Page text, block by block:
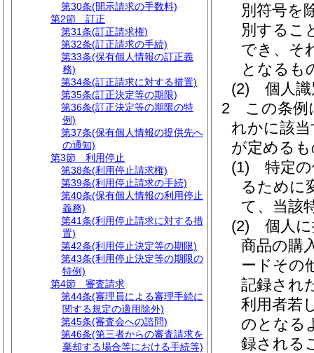
別符号を
別するこ
でき、そ
となるも
(2)
個人
2
この条例
れかに該
が定める
(1)
特定
るために
て、当該
(2)
個人
商品の購
ードその
記録され
利用者若
のとなる
録される
第30条(開示請求の手数料)
第2節
訂正
第31条(訂正請求権)
第32条(訂正請求の手続)
第33条(保有個人情報の訂正義
務)
第34条(訂正請求に対する措置)
第35条(訂正決定等の期限)
第36条(訂正決定等の期限の特
例)
第37条(保有個人情報の提供先へ
の通知)
第3節
利用停止
第38条(利用停止請求権)
第39条(利用停止請求の手続)
第40条(保有個人情報の利用停止
義務)
第41条(利用停止請求に対する措
置)
第42条(利用停止決定等の期限)
第43条(利用停止決定等の期限の
特例)
第4節
審査請求
第44条(審理員による審理手続に
関する規定の適用除外)
第45条(審査会への諮問)
第46条(第三者からの審査請求を
棄却する場合等における手続等)